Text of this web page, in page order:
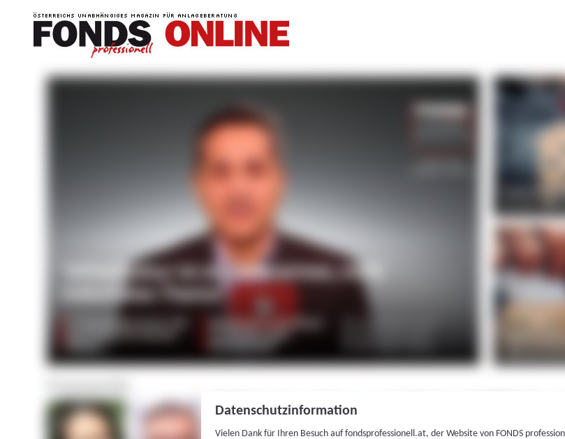
Datenschutzinformation
Vielen Dank für Ihren Besuch auf fondsprofessionell.at, der Website von FONDS